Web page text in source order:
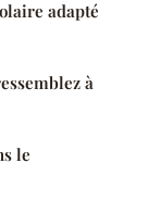
adapté
à
le